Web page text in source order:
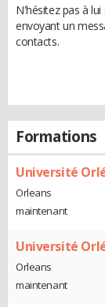
N'hésitez pas à
envoyant un
contacts.
Formations
Université
Orleans
maintenant
Université
Orleans
maintenant